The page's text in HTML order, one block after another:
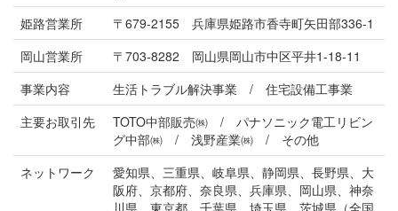
姫路営業所
〒679-2155 兵庫県姫路市香寺町矢田部336-1
岡山営業所
〒703-8282 岡山県岡山市中区平井1-18-11
事業内容
生活トラブル解決事業 / 住宅設備工事業
主要お取引先
TOTO中部販売㈱ / パナソニック電工リビン
グ中部㈱ / 浅野産業㈱ / その他
ネットワーク
愛知県、三重県、岐阜県、静岡県、長野県、大
阪府、京都府、奈良県、兵庫県、岡山県、神奈
川県、東京都、千葉県、埼玉県、茨城県（全国